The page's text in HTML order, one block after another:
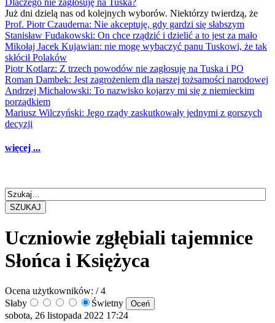
Dlaczego nie zagłosuję na Tuska?
Już dni dzielą nas od kolejnych wyborów. Niektórzy twierdzą, że
Prof. Piotr Czauderna: Nie akceptuję, gdy gardzi się słabszym
Stanisław Fudakowski: On chce rządzić i dzielić a to jest za mało
Mikołaj Jacek Kujawian: nie mogę wybaczyć panu Tuskowi, że tak
skłócił Polaków
Piotr Kotlarz: Z trzech powodów nie zagłosuję na Tuska i PO
Roman Dambek: Jest zagrożeniem dla naszej tożsamości narodowej
Andrzej Michałowski: To nazwisko kojarzy mi się z niemieckim
porządkiem
Mariusz Wilczyński: Jego rządy zaskutkowały jednymi z gorszych
decyzji
więcej ...
SZUKAJ
Uczniowie zgłębiali tajemnice
Słońca i Księżyca
Ocena użytkowników: / 4
Słaby
Świetny
sobota, 26 listopada 2022 17:24